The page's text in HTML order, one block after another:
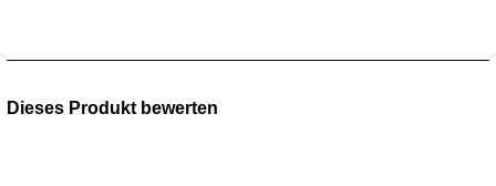
Dieses Produkt bewerten